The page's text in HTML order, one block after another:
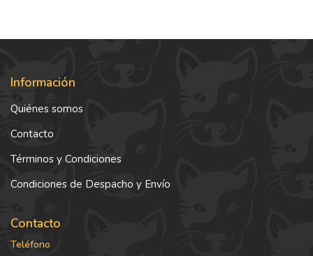
Información
Quiénes somos
Contacto
Términos y Condiciones
Condiciones de Despacho y Envío
Contacto
Teléfono